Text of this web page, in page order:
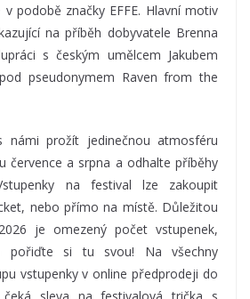
podobě značky EFFE. Hlavní motiv
na příběh dobyvatele Brenna
s českým umělcem Jakubem
pseudonymem Raven from the
námi prožít jedinečnou atmosféru
července a srpna a odhalte příběhy
na festival lze zakoupit
nebo přímo na místě. Důležitou
je omezený počet vstupenek,
pořiďte si tu svou! Na všechny
vstupenky v online předprodeji do
sleva na festivalová trička s